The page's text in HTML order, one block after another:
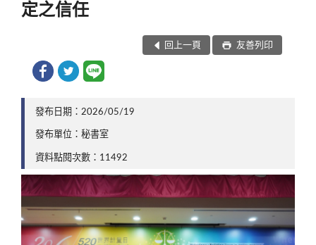
定之信任
回上一頁 友善列印
發布日期：2026/05/19
發布單位：秘書室
資料點閱次數：11492